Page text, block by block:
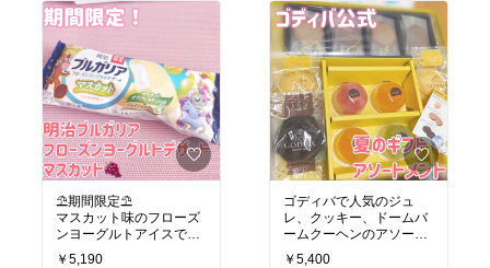
なる焼菓子を楽しめる、
バリエーションの豊富さ
が魅力のアソートギフト
です！
#オリジナル写真#銀座コ
ージーコーナー#焼菓子
#詰め合わせ#ギフト#ス
イーツ#手土産#内祝い#
個包装
#マドレーヌ#フィナンシ
ェ #クッキー
⛱期間限定⛱
マスカット味のフローズ
ンヨーグルトアイスです
🍨
￥5,190
😉
#オリジナル写真 #スイー
ツ部#ウエハース#健康
#ヘルスケア
#貧血予防#
鉄分補給#コラーゲン
ゴディバで人気のジュ
レ、クッキー、ドームバ
ームクーヘンのアソート
です！
￥5,400